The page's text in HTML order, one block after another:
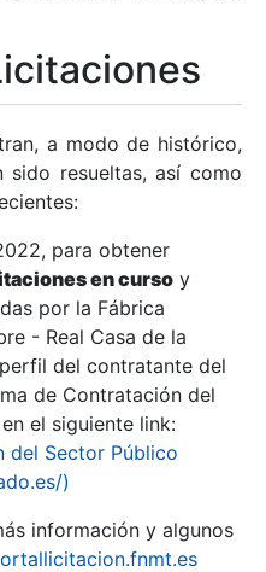
a modo de histórico,
sido resueltas, así como
para obtener
en curso y
por la Fábrica
- Real Casa de la
del contratante del
de Contratación del
el siguiente link:
del Sector Público
)
información y algunos